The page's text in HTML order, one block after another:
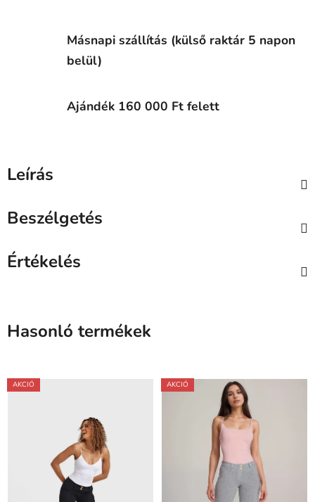
Másnapi szállítás (külső raktár 5 napon
belül)
Ajándék 160 000 Ft felett
Leírás
Beszélgetés
Értékelés
Hasonló termékek
AKCIÓ AKCIÓ